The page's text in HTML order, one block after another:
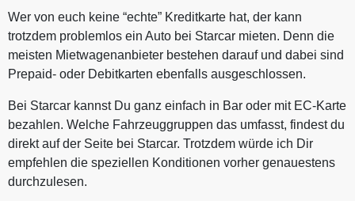
Wer von euch keine “echte” Kreditkarte hat, der kann
trotzdem problemlos ein Auto bei Starcar mieten. Denn die
meisten Mietwagenanbieter bestehen darauf und dabei sind
Prepaid- oder Debitkarten ebenfalls ausgeschlossen.
Bei Starcar kannst Du ganz einfach in Bar oder mit EC-Karte
bezahlen. Welche Fahrzeuggruppen das umfasst, findest du
direkt auf der Seite bei Starcar. Trotzdem würde ich Dir
empfehlen die speziellen Konditionen vorher genauestens
durchzulesen.